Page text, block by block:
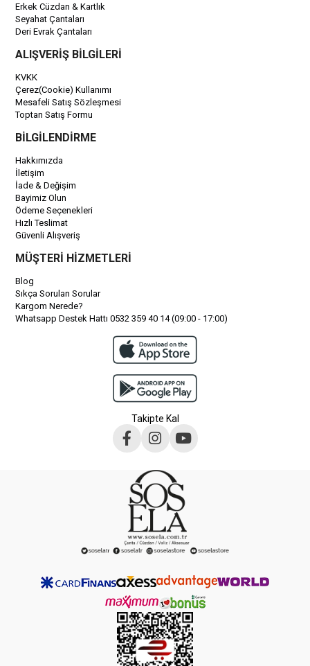
Erkek Cüzdan & Kartlık
Seyahat Çantaları
Deri Evrak Çantaları
ALIŞVERİŞ BİLGİLERİ
KVKK
Çerez(Cookie) Kullanımı
Mesafeli Satış Sözleşmesi
Toptan Satış Formu
BİLGİLENDİRME
Hakkımızda
İletişim
İade & Değişim
Bayimiz Olun
Ödeme Seçenekleri
Hızlı Teslimat
Güvenli Alışveriş
MÜŞTERİ HİZMETLERİ
Blog
Sıkça Sorulan Sorular
Kargom Nerede?
Whatsapp Destek Hattı 0532 359 40 14 (09:00 - 17:00)
Takipte Kal